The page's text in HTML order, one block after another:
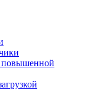
повышенной